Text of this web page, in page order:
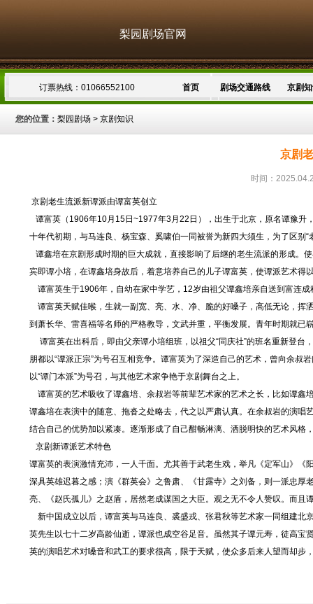
梨园剧场官网
订票热线：01066552100 首页 剧场交通路线 京剧
您的位置： 梨园剧场 > 京剧知识
京剧
时间：
京剧老生流派新谭派由谭富英创立
谭富英（1906年10月15日~1977年3月22日），出生于北京，原名谭豫升
十年代初期，与马连良、杨宝森、奚啸伯一同被誉为新四大须生，为了区别“
谭鑫培在京剧形成时期的巨大成就，直接影响了后继的老生流派的形成。
宾即谭小培，在谭鑫培身故后，着意培养自己的儿子谭富英，使谭派艺术得
谭富英生于1906年，自幼在家中学艺，12岁由祖父谭鑫培亲自送到富连
谭富英天赋佳喉，生就一副宽、亮、水、净、脆的好嗓子，高低无论，挥
到萧长华、雷喜福等名师的严格教导，文武并重，平衡发展。青年时期就已
谭富英在出科后，即由父亲谭小培组班，以祖父“同庆社”的班名重新登台
朋都以“谭派正宗”为号召互相竞争。谭富英为了深造自己的艺术，曾向余
以“谭门本派”为号召，与其他艺术家争艳于京剧舞台之上。
谭富英的艺术吸收了谭鑫培、余叔岩等前辈艺术家的艺术之长，比如谭鑫
谭鑫培在表演中的随意、拖沓之处略去，代之以严肃认真。在余叔岩的演唱
结合自己的优势加以紧凑。逐渐形成了自己酣畅淋漓、洒脱明快的艺术风格
京剧新谭派艺术特色
谭富英的表演激情充沛，一人千面。尤其善于武老生戏，举凡《定军山》
深具英雄迟暮之感；演《群英会》之鲁肃、《甘露寺》之刘备，则一派忠
亮、《赵氏孤儿》之赵盾，居然老成谋国之大臣。观之无不令人赞叹。而
新中国成立以后，谭富英与马连良、裘盛戎、张君秋等艺术家一同组建北
英先生以七十二岁高龄仙逝，谭派也成空谷足音。虽然其子谭元寿，徒高
英的演唱艺术对嗓音和武工的要求很高，限于天赋，使众多后来人望而却步